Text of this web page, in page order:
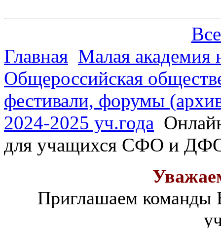
Главная Малая академия
Общероссийская
фестивали, форумы
2024-2025 уч.года
для учащихся CФО и
Приглашаем команды